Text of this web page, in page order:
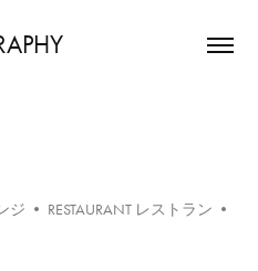
ジ • RESTAURANT レストラン •